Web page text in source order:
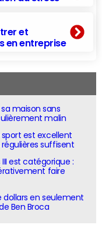
et
en entreprise
maison sans
malin
sport est excellent
suffisent
III est catégorique :
faire
dollars en seulement
Ben Broca